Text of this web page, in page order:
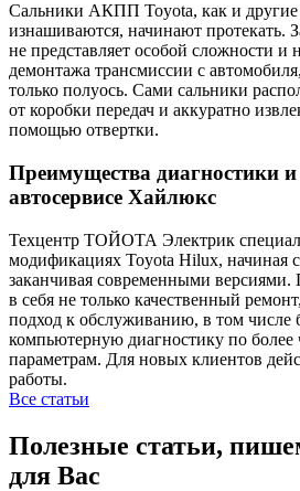
Сальники АКПП Toyota, как и другие
изнашиваются, начинают протекать.
не представляет особой сложности и
демонтажа трансмиссии с
только полуось. Сами сальники
от коробки передач и аккуратно
помощью отвертки.
Преимущества диагностики
автосервисе Хайлюкс
Техцентр ТОЙОТА Электрик
модификациях Toyota Hilux, начиная
заканчивая современными
в себя не только качественный
подход к обслуживанию, в том числе
компьютерную диагностику по
параметрам. Для новых клиентов
работы.
Все статьи
Полезные статьи,
для Вас